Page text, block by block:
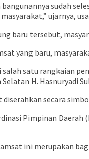
sudah
ujarnya,
baru tersebut,
yang baru,
satu rangkaian
H. Hasnuryadi
secara
Pimpinan
ini merupakan